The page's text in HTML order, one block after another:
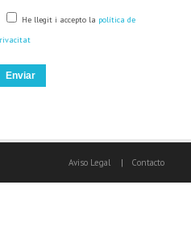
He llegit i accepto la política de
Aviso Legal | Contacto